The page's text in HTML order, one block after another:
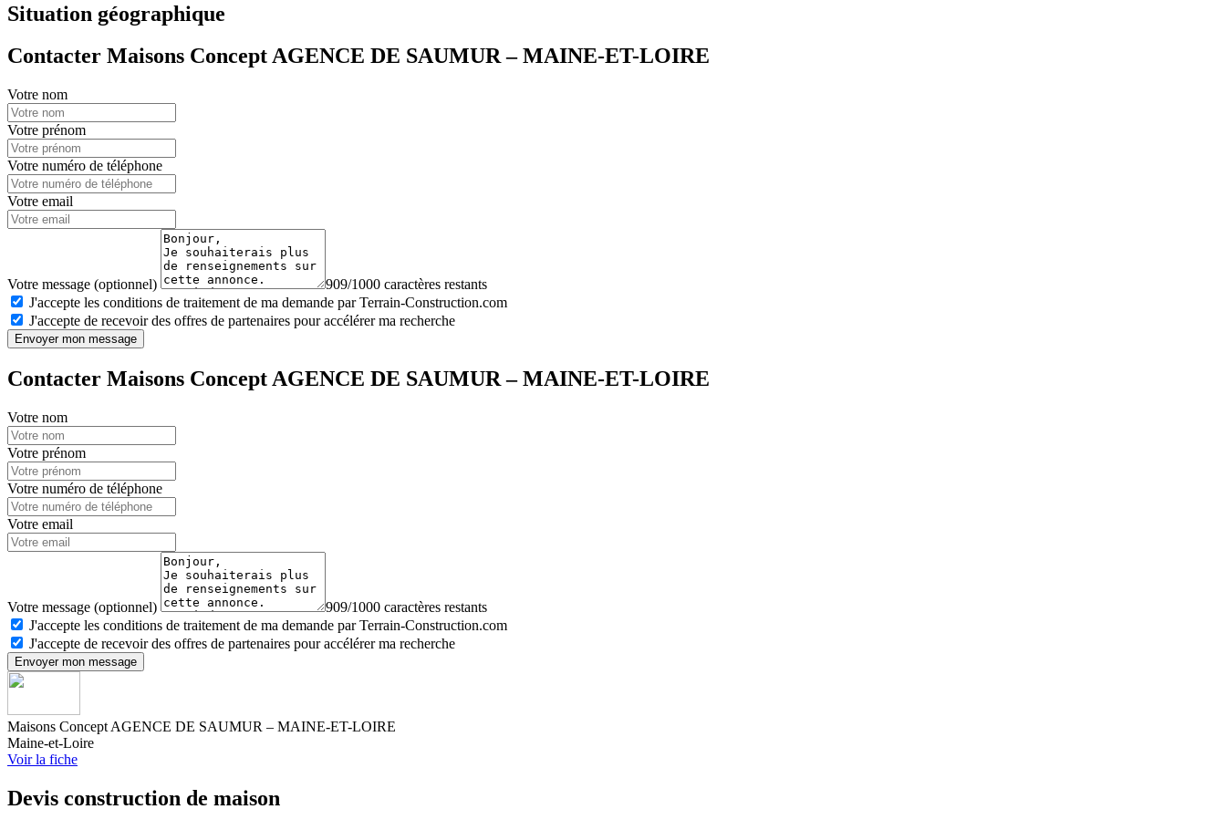
Situation géographique
Contacter Maisons Concept AGENCE DE SAUMUR – MAINE-ET-LOIRE
Votre nom
Votre prénom
Votre numéro de téléphone
Votre email
Votre message (optionnel)
909/1000 caractères restants
J'accepte les conditions de traitement de ma demande par Terrain-Construction.com
J'accepte de recevoir des offres de partenaires pour accélérer ma recherche
Envoyer mon message
Contacter Maisons Concept AGENCE DE SAUMUR – MAINE-ET-LOIRE
Votre nom
Votre prénom
Votre numéro de téléphone
Votre email
Votre message (optionnel)
909/1000 caractères restants
J'accepte les conditions de traitement de ma demande par Terrain-Construction.com
J'accepte de recevoir des offres de partenaires pour accélérer ma recherche
Envoyer mon message
Maisons Concept AGENCE DE SAUMUR – MAINE-ET-LOIRE
Maine-et-Loire
Voir la fiche
Devis construction de maison